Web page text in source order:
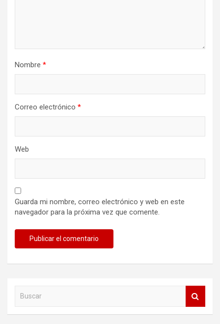
Nombre *
Correo electrónico *
Web
Guarda mi nombre, correo electrónico y web en este
navegador para la próxima vez que comente.